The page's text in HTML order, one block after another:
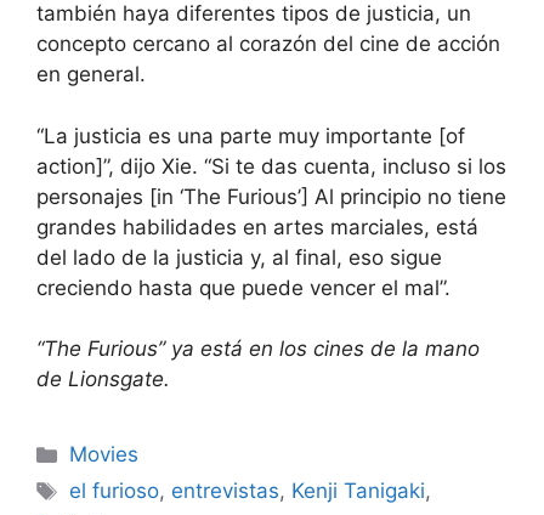
también haya diferentes tipos de justicia, un
concepto cercano al corazón del cine de acción
en general.
“La justicia es una parte muy importante [of
action]”, dijo Xie. “Si te das cuenta, incluso si los
personajes [in ‘The Furious’] Al principio no tiene
grandes habilidades en artes marciales, está
del lado de la justicia y, al final, eso sigue
creciendo hasta que puede vencer el mal”.
“The Furious” ya está en los cines de la mano
de Lionsgate.
Categories
Movies
Tags
el furioso, entrevistas, Kenji Tanigaki,